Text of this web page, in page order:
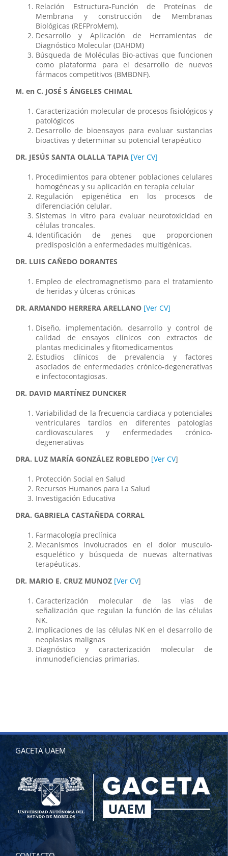
Relación Estructura-Función de Proteínas de
Membrana y construcción de Membranas
Biológicas (REFProMem),
Desarrollo y Aplicación de Herramientas de
Diagnóstico Molecular (DAHDM)
Búsqueda de Moléculas Bio-activas que funcionen
como plataforma para el desarrollo de nuevos
fármacos competitivos (BMBDNF).
M. en C. JOSÉ S ÁNGELES CHIMAL
Caracterización molecular de procesos fisiológicos y
patológicos
Desarrollo de bioensayos para evaluar sustancias
bioactivas y determinar su potencial terapéutico
DR. JESÚS SANTA OLALLA TAPIA [Ver CV]
Procedimientos para obtener poblaciones celulares
homogéneas y su aplicación en terapia celular
Regulación epigenética en los procesos de
diferenciación celular.
Sistemas in vitro para evaluar neurotoxicidad en
células troncales.
Identificación de genes que proporcionen
predisposición a enfermedades multigénicas.
DR. LUIS CAÑEDO DORANTES
Empleo de electromagnetismo para el tratamiento
de heridas y úlceras crónicas
DR. ARMANDO HERRERA ARELLANO [Ver CV]
Diseño, implementación, desarrollo y control de
calidad de ensayos clínicos con extractos de
plantas medicinales y fitomedicamentos
Estudios clínicos de prevalencia y factores
asociados de enfermedades crónico-degenerativas
e infectocontagiosas.
DR. DAVID MARTÍNEZ DUNCKER
Variabilidad de la frecuencia cardiaca y potenciales
ventriculares tardíos en diferentes patologías
cardiovasculares y enfermedades crónico-
degenerativas
DRA. LUZ MARÍA GONZÁLEZ ROBLEDO [Ver CV]
Protección Social en Salud
Recursos Humanos para La Salud
Investigación Educativa
DRA. GABRIELA CASTAÑEDA CORRAL
Farmacología preclínica
Mecanismos involucrados en el dolor musculo-
esquelético y búsqueda de nuevas alternativas
terapéuticas.
DR. MARIO E. CRUZ MUNOZ [Ver CV]
Caracterización molecular de las vías de
señalización que regulan la función de las células
NK.
Implicaciones de las células NK en el desarrollo de
neoplasias malignas
Diagnóstico y caracterización molecular de
inmunodeficiencias primarias.
GACETA UAEM